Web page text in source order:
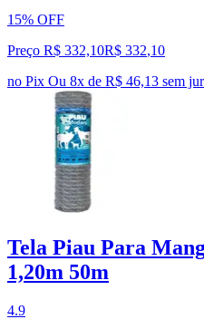
15% OFF
Preço R$ 332,10R$ 332,10
no Pix Ou 8x de R$ 46,13 sem
Tela Piau Para
1,20m 50m
4.9